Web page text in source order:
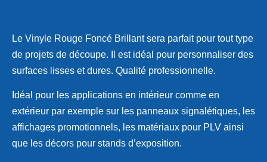
Le Vinyle Rouge Foncé Brillant sera parfait pour tout type
de projets de découpe. Il est idéal pour personnaliser des
surfaces lisses et dures. Qualité professionnelle.
Idéal pour les applications en intérieur comme en
extérieur par exemple sur les panneaux signalétiques, les
affichages promotionnels, les matériaux pour PLV ainsi
que les décors pour stands d’exposition.